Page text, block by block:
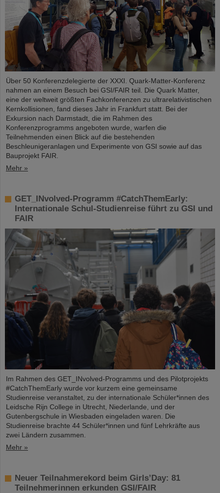
Über 50 Konferenzdelegierte der XXXI. Quark-Matter-Konferenz
nahmen an einem Besuch bei GSI/FAIR teil. Die Quark Matter,
eine der weltweit größten Fachkonferenzen zu ultrarelativistischen
Kernkollisionen, fand dieses Jahr in Frankfurt statt. Bei der
Exkursion nach Darmstadt, die im Rahmen des
Konferenzprogramms angeboten wurde, warfen die
Teilnehmenden einen Blick auf die bestehenden
Beschleunigeranlagen und Experimente von GSI sowie auf das
Bauprojekt FAIR.
Mehr »
GET_INvolved-Programm #CatchThemEarly:
Internationale Schul-Studienreise führt zu GSI und
FAIR
Im Rahmen des GET_INvolved-Programms und des Pilotprojekts
#CatchThemEarly wurde vor kurzem eine gemeinsame
Studienreise veranstaltet, zu der internationale Schüler*innen des
Leidsche Rijn College in Utrecht, Niederlande, und der
Gutenbergschule in Wiesbaden eingeladen waren. Die
Studienreise brachte 44 Schüler*innen und fünf Lehrkräfte aus
zwei Ländern zusammen.
Mehr »
Neuer Teilnahmerekord beim Girls’Day: 81
Teilnehmerinnen erkunden GSI/FAIR